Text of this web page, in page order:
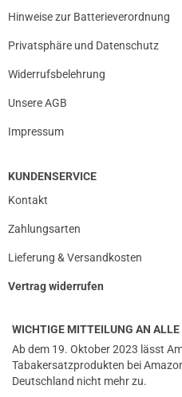
Hinweise zur Batterieverordnung
Privatsphäre und Datenschutz
Widerrufsbelehrung
Unsere AGB
Impressum
KUNDENSERVICE
Kontakt
Zahlungsarten
Lieferung & Versandkosten
Vertrag widerrufen
WICHTIGE MITTEILUNG AN
Ab dem 19. Oktober 2023 lässt
Tabakersatzprodukten bei
Deutschland nicht mehr zu.